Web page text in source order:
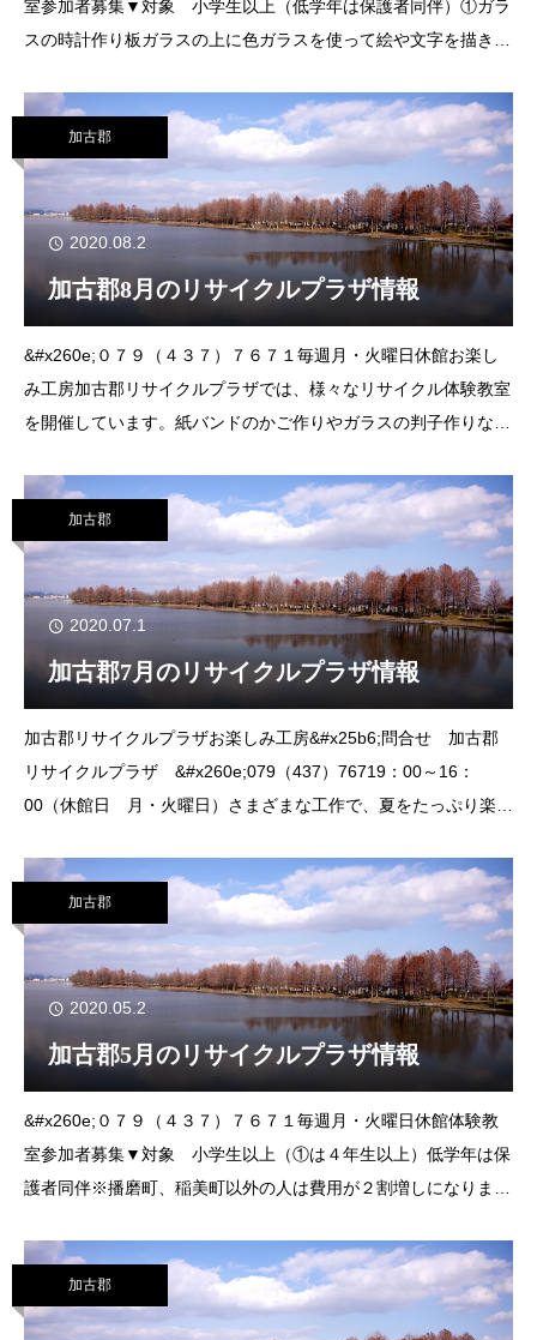
室参加者募集▼対象 小学生以上（低学年は保護者同伴）①ガラ
スの時計作り板ガラスの上に色ガラスを使って絵や文字を描きま
30分～４時▼定員 各回
加古郡
2020.08.2
加古郡8月のリサイクルプラザ情報
&#x260e;０７９（４３７）７６７１毎週月・火曜日休館お楽し
み工房加古郡リサイクルプラザでは、様々なリサイクル体験教室
を開催しています。紙バンドのかご作りやガラスの判子作りなど
は、加古郡リサイクルプラザのホーム
加古郡
2020.07.1
加古郡7月のリサイクルプラザ情報
加古郡リサイクルプラザお楽しみ工房&#x25b6;問合せ 加古郡
リサイクルプラザ &#x260e;︎079（437）76719：00～16：
00（休館日 月・火曜日）さまざまな工作で、夏をたっぷり楽し
同
加古郡
2020.05.2
加古郡5月のリサイクルプラザ情報
&#x260e;０７９（４３７）７６７１毎週月・火曜日休館体験教
室参加者募集▼対象 小学生以上（①は４年生以上）低学年は保
護者同伴※播磨町、稲美町以外の人は費用が２割増しになりま
日㈰午前９時30分～正午
加古郡